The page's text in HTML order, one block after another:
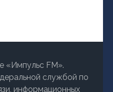
«Импульс FM».
службой по
информационных